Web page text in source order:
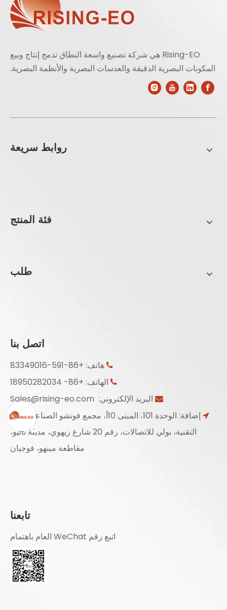
Rising-EO هي شركة تصنيع واسعة النطاق تدمج إنتاج وبيع
المكونات البصرية الدقيقة والعدسات البصرية والأنظمة البصرية.
روابط سريعة
فئة المنتج
طلب
اتصل بنا
 هاتف: +86-591-83349016
 الهاتف: +86- 18950282034
 البريد الإلكتروني: Sales@rising-eo.com

إضافة: الوحدة 101، المبنى 10أ، مجمع فوتشو الصناعي عالي
التقنية، بولي للاتصالات، رقم 20 شارع زيهوي، مدينة نانيو،
مقاطعة مينهو، فوجيان
تابعنا
اتبع رقم WeChat العام باهتمام